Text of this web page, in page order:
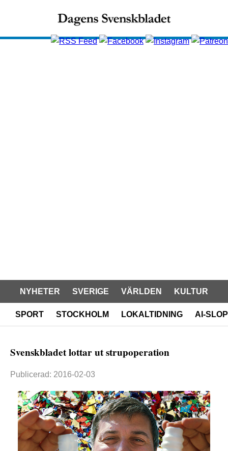
NYHETER SVERIGE VÄRLDEN KULTUR
SPORT STOCKHOLM LOKALTIDNING AI-SLOP
Svenskbladet lottar ut strupoperation
Publicerad: 2016-02-03